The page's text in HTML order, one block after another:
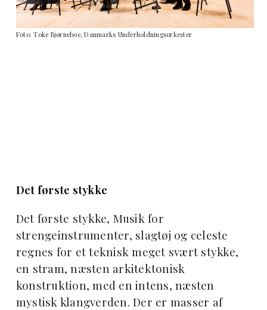
Foto: Toke Bjørneboe, Danmarks Underholdningsorkester
Det første stykke
Det første stykke, Musik for
strengeinstrumenter, slagtøj og celeste
regnes for et teknisk meget svært stykke,
en stram, næsten arkitektonisk
konstruktion, med en intens, næsten
mystisk klangverden. Der er masser af